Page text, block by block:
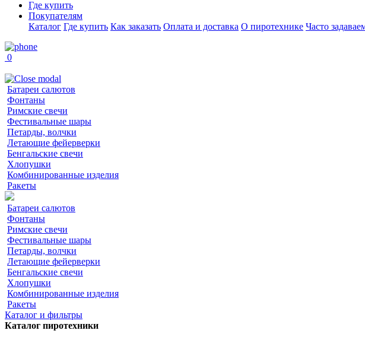
Где купить
Покупателям
Каталог Где купить Как заказать Оплата и доставка О пиротехнике Часто
0
Батареи салютов
Фонтаны
Римские свечи
Фестивальные шары
Петарды, волчки
Летающие фейерверки
Бенгальские свечи
Хлопушки
Комбинированные изделия
Ракеты
Батареи салютов
Фонтаны
Римские свечи
Фестивальные шары
Петарды, волчки
Летающие фейерверки
Бенгальские свечи
Хлопушки
Комбинированные изделия
Ракеты
Каталог и фильтры
Каталог пиротехники